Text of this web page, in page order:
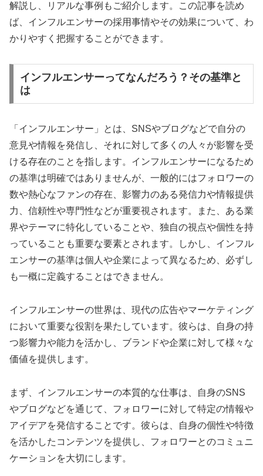
解説し、リアルな事例もご紹介します。この記事を読め
ば、インフルエンサーの採用事情やその効果について、わ
かりやすく把握することができます。
インフルエンサーってなんだろう？その基準と
は
「インフルエンサー」とは、SNSやブログなどで自分の
意見や情報を発信し、それに対して多くの人々が影響を受
ける存在のことを指します。インフルエンサーになるため
の基準は明確ではありませんが、一般的にはフォロワーの
数や熱心なファンの存在、影響力のある発信力や情報提供
力、信頼性や専門性などが重要視されます。また、ある業
界やテーマに特化していることや、独自の視点や個性を持
っていることも重要な要素とされます。しかし、インフル
エンサーの基準は個人や企業によって異なるため、必ずし
も一概に定義することはできません。
インフルエンサーの世界は、現代の広告やマーケティング
において重要な役割を果たしています。彼らは、自身の持
つ影響力や能力を活かし、ブランドや企業に対して様々な
価値を提供します。
まず、インフルエンサーの本質的な仕事は、自身のSNS
やブログなどを通じて、フォロワーに対して特定の情報や
アイデアを発信することです。彼らは、自身の個性や特徴
を活かしたコンテンツを提供し、フォロワーとのコミュニ
ケーションを大切にします。